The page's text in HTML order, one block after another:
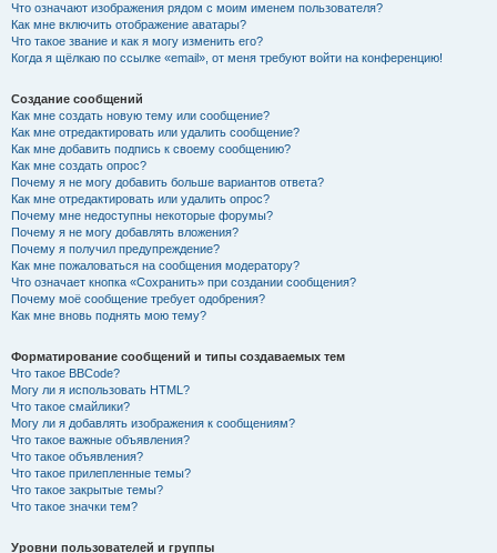
Что означают изображения рядом с моим именем пользователя?
Как мне включить отображение аватары?
Что такое звание и как я могу изменить его?
Когда я щёлкаю по ссылке «email», от меня требуют войти на конференцию!
Создание сообщений
Как мне создать новую тему или сообщение?
Как мне отредактировать или удалить сообщение?
Как мне добавить подпись к своему сообщению?
Как мне создать опрос?
Почему я не могу добавить больше вариантов ответа?
Как мне отредактировать или удалить опрос?
Почему мне недоступны некоторые форумы?
Почему я не могу добавлять вложения?
Почему я получил предупреждение?
Как мне пожаловаться на сообщения модератору?
Что означает кнопка «Сохранить» при создании сообщения?
Почему моё сообщение требует одобрения?
Как мне вновь поднять мою тему?
Форматирование сообщений и типы создаваемых тем
Что такое BBCode?
Могу ли я использовать HTML?
Что такое смайлики?
Могу ли я добавлять изображения к сообщениям?
Что такое важные объявления?
Что такое объявления?
Что такое прилепленные темы?
Что такое закрытые темы?
Что такое значки тем?
Уровни пользователей и группы